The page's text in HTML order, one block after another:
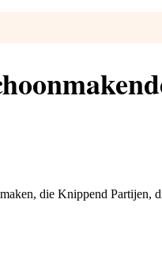
die Knippend Partijen,